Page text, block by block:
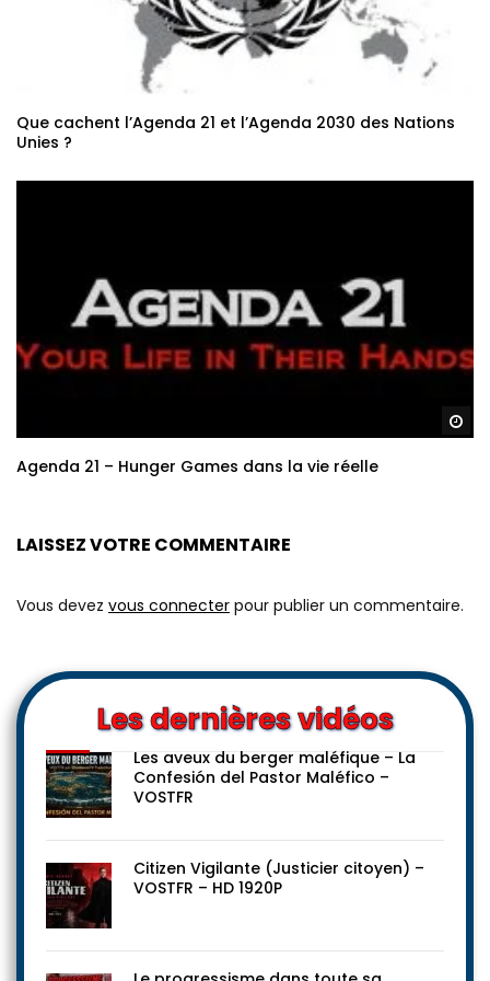
Que cachent l’Agenda 21 et l’Agenda 2030 des Nations
Unies ?
Agenda 21 – Hunger Games dans la vie réelle
LAISSEZ VOTRE COMMENTAIRE
Vous devez vous connecter pour publier un commentaire.
Les dernières vidéos
Les aveux du berger maléfique – La
Confesión del Pastor Maléfico –
VOSTFR
Citizen Vigilante (Justicier citoyen) –
VOSTFR – HD 1920P